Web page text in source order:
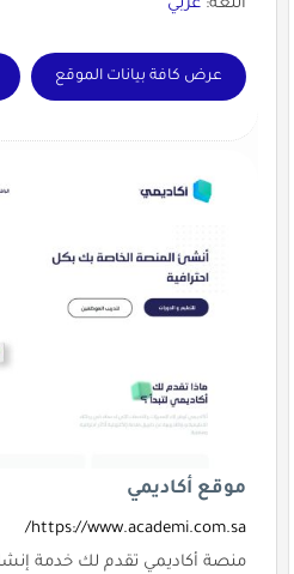
اللغة: عربي
عرض كافة بيانات الموقع
موقع أكاديمي
https://www.academi.com.sa/
منصة أكاديمي تقدم لك خدمة